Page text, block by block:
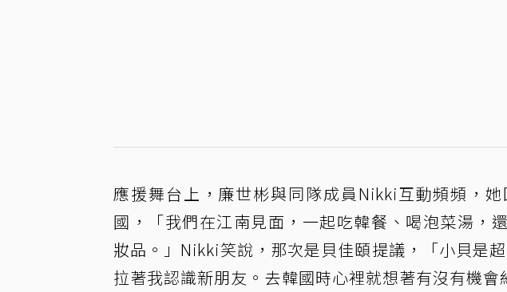
應援舞台上，廉世彬與同隊成員Nikki互動頻頻，
國，「我們在江南見面，一起吃韓餐、喝泡菜湯，
妝品。」Nikki笑說，那次是貝佳頤提議，「小貝是
拉著我認識新朋友。去韓國時心裡就想著有沒有機